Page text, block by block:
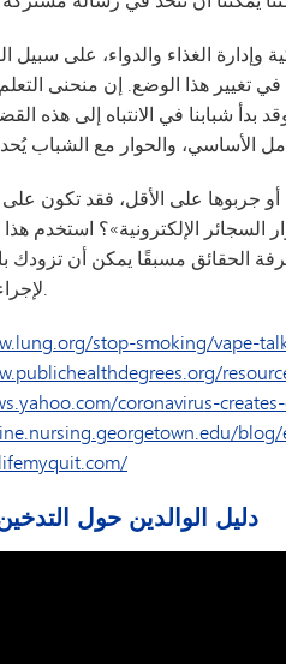
الغذاء والدواء، على سبيل
تغيير هذا الوضع. إن منحنى
بدأ شبابنا في الانتباه إلى هذه
أو جربوها على الأقل، فقد تكون
الإلكترونية»؟ استخدم هذا
الحقائق مسبقًا يمكن أن تزودك
لإجراء محادثة ناجحة.
stop-smoking/vape-
coronavirus-
دليل الوالدين حول